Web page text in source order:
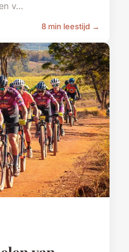
v...
8 min leestijd →